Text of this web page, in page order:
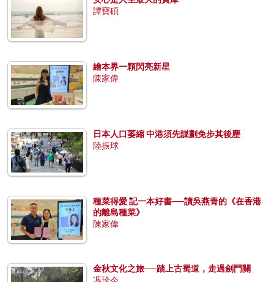
譚寶碩
繪本界一顆閃亮新星
陳家偉
日本人口萎縮 中港須先謀劃免步其後塵
陸振球
種菜得愛 記一本好書──讀吳燕青的《在香港
的離島種菜》
陳家偉
金秋文化之旅──踏上古蜀道，走過劍門關